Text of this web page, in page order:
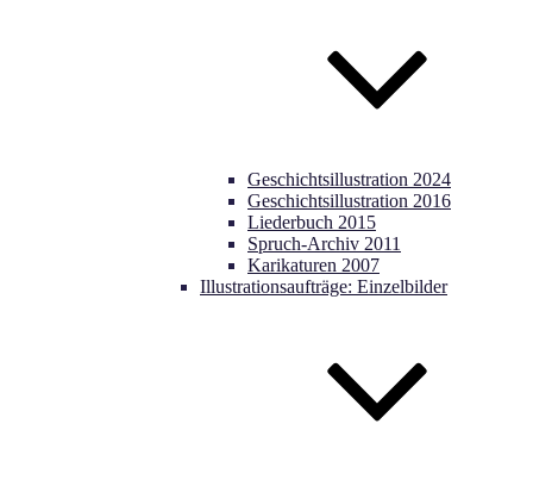
Geschichtsillustration 2024
Geschichtsillustration 2016
Liederbuch 2015
Spruch-Archiv 2011
Karikaturen 2007
Illustrationsaufträge: Einzelbilder